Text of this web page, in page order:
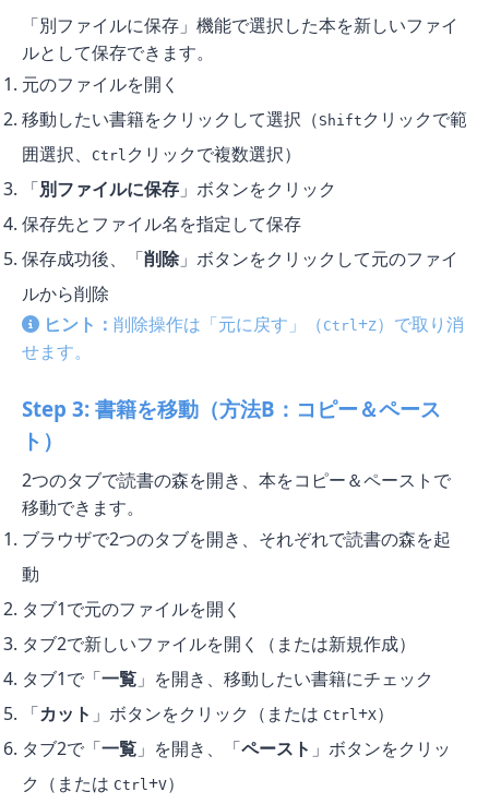
「別ファイルに保存」機能で選択した本を新しいファイ
ルとして保存できます。
元のファイルを開く
移動したい書籍をクリックして選択（ Shift クリックで範
囲選択、
Ctrl クリックで複数選択）
「別ファイルに保存 」ボタンをクリック
保存先とファイル名を指定して保存
保存成功後、「削除」ボタンをクリックして元のファイ
ルから削除
ヒント： 削除操作は「元に戻す」（ Ctrl+Z）で取り消
せます。
Step 3: 書籍を移動（方法B：コピー＆ペース
ト）
2つのタブで読書の森を開き、本をコピー＆ペーストで
移動できます。
ブラウザで2つのタブを開き、それぞれで読書の森を起
動
タブ1で元のファイルを開く
タブ2で新しいファイルを開く（または新規作成）
タブ1で「一覧 」を開き、移動したい書籍にチェック
「カット 」ボタンをクリック（または Ctrl+X）
タブ2で「一覧 」を開き、「ペースト 」ボタンをクリッ
ク（または Ctrl+V）